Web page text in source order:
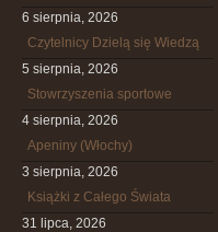
6 sierpnia, 2026
Czytelnicy Dzielą się Wiedzą
5 sierpnia, 2026
Stowrzyszenia sportowe
4 sierpnia, 2026
Apeniny (Włochy)
3 sierpnia, 2026
Książki z Całego Świata
31 lipca, 2026